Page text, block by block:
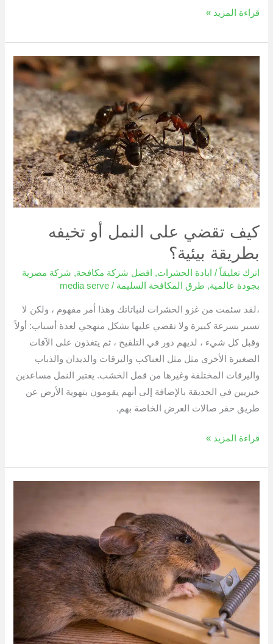
قراءة المزيد »
كيف تقضي على النمل أو تخيفه
بطريقة بيئية؟
اترك تعليقاً / ابادة الحشرات, افضل شركة مكافحة, شركة مصرية
بجودة عالمية, طرق المكافحة السليمة /
media serve
،لقد سئمت من غزو الحشرات لنباتاتك وهذا أمر مفهوم ، ولكن لا
تسير بسرعة كبيرة ولا تقضي عليها بشكل منهجي لعدة أسباب: أولاً
وقبل كل شيء ، لديهم دور في التلقيح ، ثم يتغذون على الآفات
الصغيرة الأخرى مثل مثل العناكب واليرقات والديدان والذباب
واليرقات المختلفة وغيرها من قمل الخشب. يعتبر النمل مساعدين
خيريين في الحديقة بالإضافة إلى أنهم يقومون بتهوية الأرض عن
طريق حفر صالات العرض الخاصة بهم.
كيف
تقضي
النمل
أو
تخيفه
بطريقة
بيئية؟
قراءة المزيد »
مخاطر
وتفادي
لدغاتها